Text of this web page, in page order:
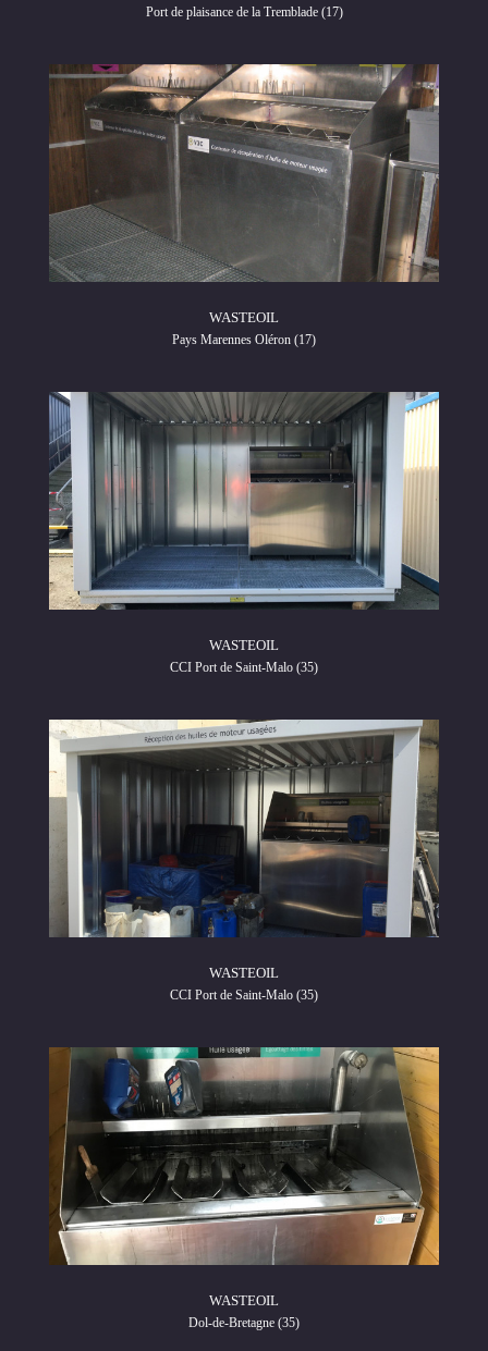
Port de plaisance de la Tremblade (17)
WASTEOIL
Pays Marennes Oléron (17)
WASTEOIL
CCI Port de Saint-Malo (35)
WASTEOIL
CCI Port de Saint-Malo (35)
WASTEOIL
Dol-de-Bretagne (35)